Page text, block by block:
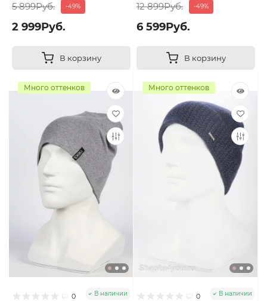
5 899Руб. -49%
2 999Руб.
В корзину
12 899Руб. -49%
6 599Руб.
В корзину
Много оттенков
0 В наличии
Много оттенков
0 В наличии